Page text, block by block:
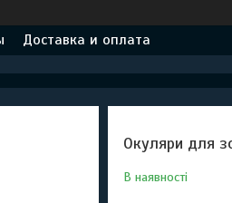
Доставка и оплата
Окуляри для
В наявності